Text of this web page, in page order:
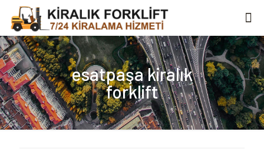
esatpaşa kiralık
forklift